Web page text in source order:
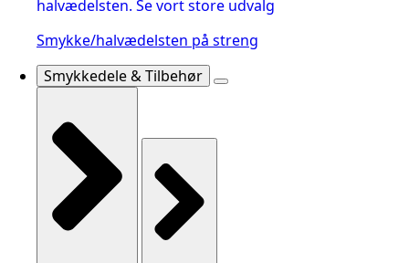
Smykke/halvædelsten på streng
Smykkedele & Tilbehør